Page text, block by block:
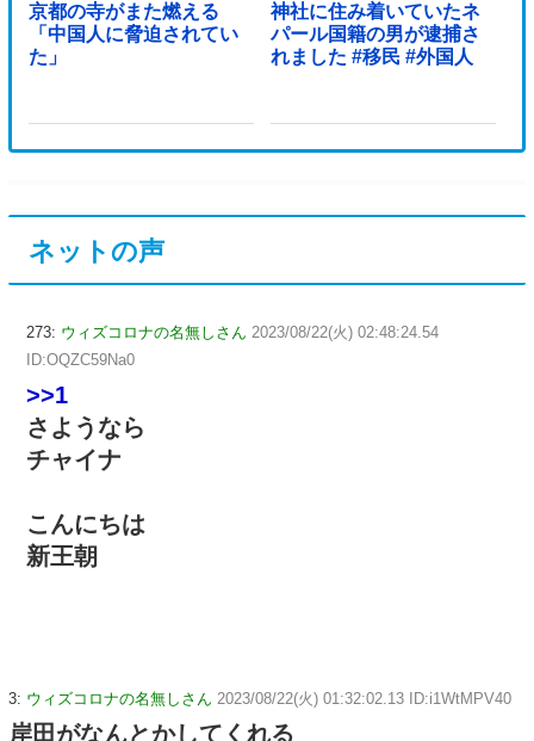
京都の寺がまた燃える
「中国人に脅迫されてい
た」
神社に住み着いていたネ
パール国籍の男が逮捕さ
れました #移民 #外国人
ネットの声
273: ウィズコロナの名無しさん 2023/08/22(火) 02:48:24.54
ID:OQZC59Na0
>>1
さようなら
チャイナ
こんにちは
新王朝
3: ウィズコロナの名無しさん 2023/08/22(火) 01:32:02.13 ID:i1WtMPV40
岸田がなんとかしてくれる